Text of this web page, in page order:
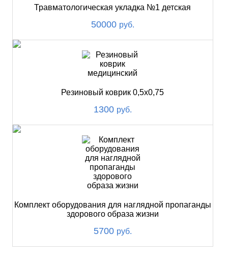
Травматологическая укладка №1 детская
50000 руб.
Резиновый коврик 0,5х0,75
1300 руб.
Комплект оборудования для наглядной пропаганды
здорового образа жизни
5700 руб.